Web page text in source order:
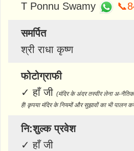
T Ponnu Swamy
समर्पित
श्री राधा कृष्ण
फोटोग्राफी
✓हाँ जी (मंदिर के अंदर तस्वीर लेना अ-
है! कृपया मंदिर के नियमों और सुझावों का भी पालन
नि:शुल्क प्रवेश
✓हाँ जी